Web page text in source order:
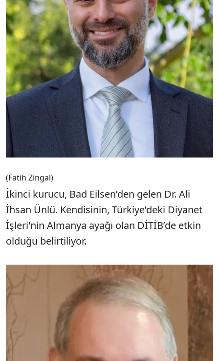
(Fatih Zingal)
İkinci kurucu, Bad Eilsen’den gelen Dr. Ali
İhsan Ünlü. Kendisinin, Türkiye’deki Diyanet
İşleri'nin Almanya ayağı olan DİTİB’de etkin
olduğu belirtiliyor.